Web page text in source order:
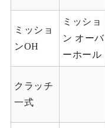
ミッショ
ンOH
ミッショ
ン オーバ
ーホール
クラッチ
一式